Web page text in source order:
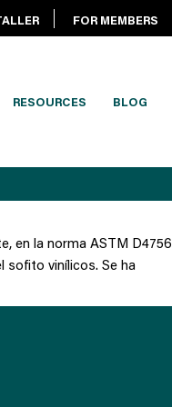
FOR MEMBERS
RESOURCES BLOG
en la norma ASTM D4756
sofito vinílicos. Se ha